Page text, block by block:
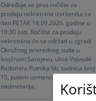
Određuje se prvo ročište za
prodaju nekretnina izvršenika za
dan PETAK 18.09.2026. godine u
10:30 sati. Ročište za prodaju
nekretnina će se održati u zgradi
Okružnog privrednog suda u
Istočnom Sarajevu, ulica Vojvode
Radomira Putnika bb, sudnica broj
15, putem usmenog i javnog
nadmetanja.